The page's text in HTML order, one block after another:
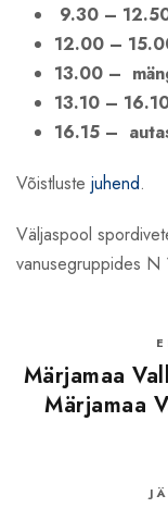
9.30 –
12.00 –
13.00 –
13.10 –
16.15 –
Võistluste juhend.
Väljaspool
vanusegruppides
Märjamaa
Märjamaa